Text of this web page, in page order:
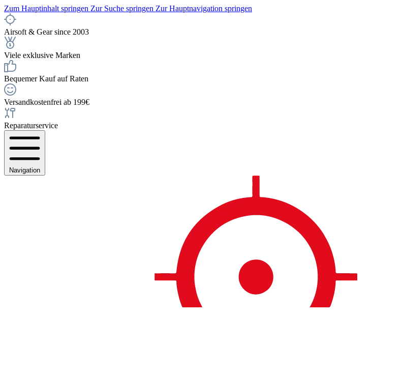
Zum Hauptinhalt springen Zur Suche springen Zur Hauptnavigation springen
Airsoft & Gear since 2003
Viele exklusive Marken
Bequemer Kauf auf Raten
Versandkostenfrei ab 199€
Reparaturservice
Navigation